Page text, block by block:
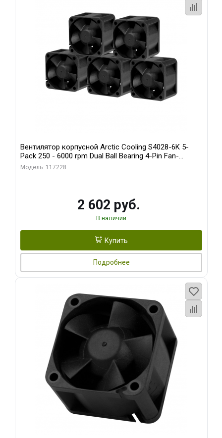
Вентилятор корпусной Arctic Cooling S4028-6K 5-
Pack 250 - 6000 rpm Dual Ball Bearing 4-Pin Fan-
Connector (ACFAN00273A)
Модель: 117228
2 602 руб.
В наличии
Купить
Подробнее